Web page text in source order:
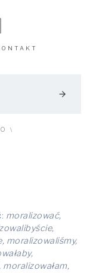
arrow_forward
\
: moralizować,
moralizowaliśmy,
moralizowałam,